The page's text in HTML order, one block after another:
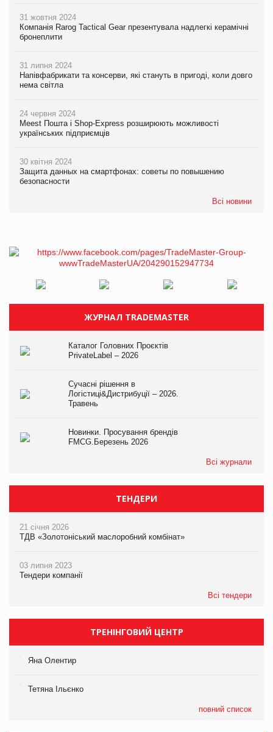
31 жовтня 2024
Компанія Rarog Tactical Gear презентувала надлегкі керамічні
бронеплити
31 липня 2024
Напівфабрикати та консерви, які стануть в пригоді, коли довго
нема світла
24 червня 2024
Meest Пошта і Shop-Express розширюють можливості
українських підприємців
30 квітня 2024
Защита данных на смартфонах: советы по повышению
безопасности
Всі новини
ЖУРНАЛ TRADEMASTER
Каталог Головних Проєктів
PrivateLabel – 2026
Сучасні рішення в
Логістиці&Дистрибуції – 2026.
Травень
Новинки. Просування брендів
FMCG.Березень 2026
Всі журнали
ТЕНДЕРИ
21 січня 2026
ТДВ «Золотоніський маслоробний комбінат»
03 липня 2023
Тендери компанії
Всі тендери
ТРЕНІНГОВИЙ ЦЕНТР
Яна Олентир
Тетяна Ільєнко
повний список